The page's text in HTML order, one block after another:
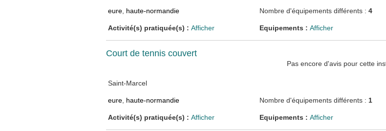
eure, haute-normandie Nombre d'équipements différents : 4
Activité(s) pratiquée(s) : Afficher Equipements : Afficher
Court de tennis couvert
Pas encore d'avis pour cette
Saint-Marcel
eure, haute-normandie Nombre d'équipements différents : 1
Activité(s) pratiquée(s) : Afficher Equipements : Afficher